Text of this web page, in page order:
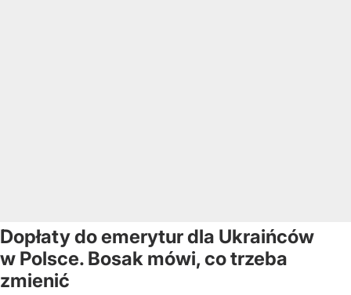
Dopłaty do emerytur dla Ukraińców
w Polsce. Bosak mówi, co trzeba
zmienić